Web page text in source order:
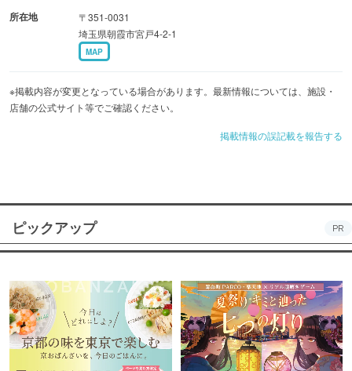
所在地
〒351-0031
埼玉県朝霞市宮戸4-2-1
MAP
※掲載内容が変更となっている場合があります。最新情報については、施設・
店舗の公式サイト等でご確認ください。
掲載情報の誤記載を報告する
ピックアップ PR